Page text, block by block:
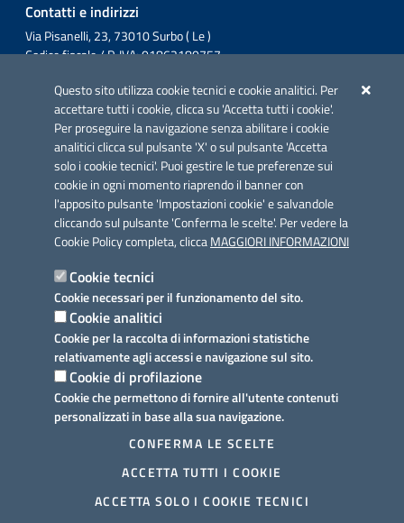
Questo sito utilizza cookie tecnici e cookie analitici. Per
accettare tutti i cookie, clicca su 'Accetta tutti i cookie'.
Per proseguire la navigazione senza abilitare i cookie
analitici clicca sul pulsante 'X' o sul pulsante 'Accetta
solo i cookie tecnici'. Puoi gestire le tue preferenze sui
cookie in ogni momento riaprendo il banner con
l'apposito pulsante 'Impostazioni cookie' e salvandole
cliccando sul pulsante 'Conferma le scelte'. Per vedere la
Cookie Policy completa, cliccaMAGGIORI INFORMAZIONI
Cookie tecnici
Cookie necessari per il funzionamento del sito.
Cookie analitici
Cookie per la raccolta di informazioni statistiche
relativamente agli accessi e navigazione sul sito.
Cookie di profilazione
Cookie che permettono di fornire all'utente contenuti
personalizzati in base alla sua navigazione.
CONFERMA LE SCELTE
ACCETTA TUTTI I COOKIE
ACCETTA SOLO I COOKIE TECNICI
Contatti e indirizzi
Via Pisanelli, 23, 73010 Surbo ( Le )
Codice fiscale / P. IVA: 01862180757
Fax: 0832 360821
Email: comunesurbo@pec.it
Posta Elettronica Certificata: comunesurbo@pec.it
Iniziativa finanziata con risorse del POC Puglia 2014-2020. Asse II.
Azione 2.3.
Link utili
Informativa privacy
Cookie policy
Dichiarazione di accessibilità
Meccanismo di feedback
Portale istituzionale